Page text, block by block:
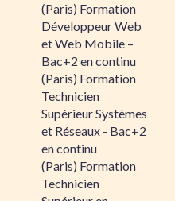
(Paris) Formation
Développeur Web
et Web Mobile –
Bac+2 en continu
(Paris) Formation
Technicien
Supérieur Systèmes
et Réseaux - Bac+2
en continu
(Paris) Formation
Technicien